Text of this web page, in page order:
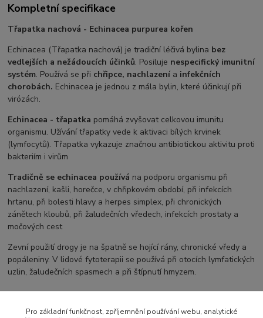
Kompletní specifikace
Třapatka nachová - Echinacea purpurea kořen
Echinacea (Třapatka nachová) je tradiční léčivá bylina bez
vedlejších a nežádoucích účinků. Posiluje nespecifický imunitní
systém. Používá se při chřipce, nachlazení a infekčních
chorobách. Echinacea je jednou z mála bylin, které účinkují při
virózách.
Echinacea - třapatka pomáhá zvyšovat celkovou imunitu
organismu. Užívání třapatky vede k aktivaci bílých krvinek
(lymfocytů). Třapatka vykazuje značnou antibiotickou aktivitu proti
bakteriím i virům
Tradičně se echinacea používá na podporu organismu při
nachlazení, kašli, horečce, v chřipkovém období, při infekcích
hrtanu, při bolesti hlavy a herpes simplex, při chronických
zánětech kloubů, při žaludečních vředech, infekcích prostaty a
močových cest
Zevní použití drogy je na špatně se hojící rány, chronické vředy a
popáleniny. V lidové fytoterapii se používá při otocích lymfatických
uzlin, žaludečních spasmech a při štípnutí hmyzem.
Pro základní funkčnost, zpříjemnění používání webu, analytické